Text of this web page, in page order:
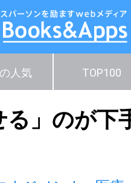
人気 TOP100
る」のが下